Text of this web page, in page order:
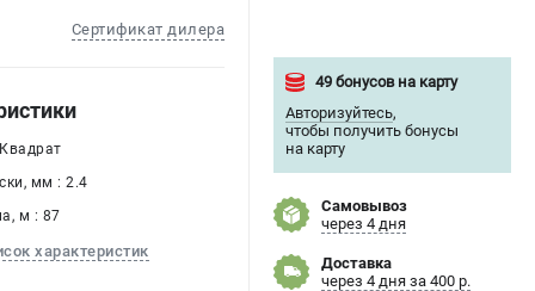
Сертификат дилера
49 бонусов на карту
Авторизуйтесь,
чтобы получить бонусы
на карту
Самовывоз
через 4 дня
Доставка
через 4 дня за 400 р.
мм : 2.4
м : 87
характеристик